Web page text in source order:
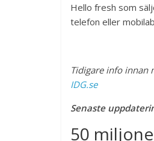
Hello fresh som
telefon eller
Tidigare info innan
IDG.se
Senaste
50